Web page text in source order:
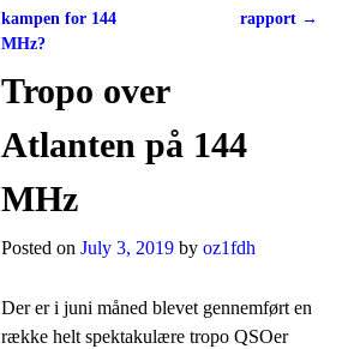
kampen for 144
MHz?
rapport →
Tropo over
Atlanten på 144
MHz
Posted onJuly 3, 2019 byoz1fdh
Der er i juni måned blevet gennemført en
række helt spektakulære tropo QSOer